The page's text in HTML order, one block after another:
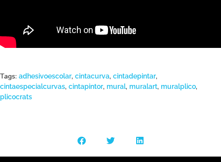
Tags: adhesivoescolar, cintacurva, cintadepintar,
cintaespecialcurvas, cintapintor, mural, muralart, muralplico,
plicocrats